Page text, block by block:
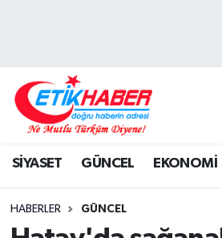
SİYASET GÜNCEL EKONOMİ
HABERLER GÜNCEL
DIŞ POLİTİKA
Hava Durumu